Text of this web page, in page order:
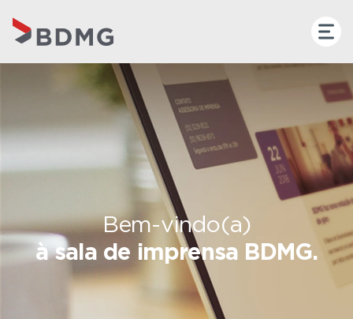
Bem-vindo(a)
à sala de imprensa BDMG.